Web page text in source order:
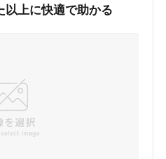
上に快適で助かる